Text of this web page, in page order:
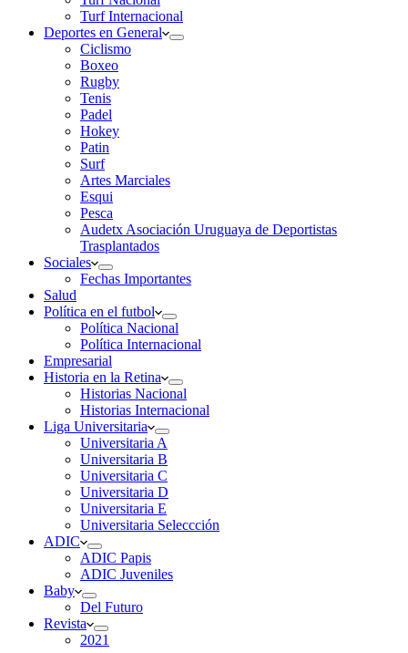
Turf Internacional
Deportes en General
Ciclismo
Boxeo
Rugby
Tenis
Padel
Hokey
Patin
Surf
Artes Marciales
Esqui
Pesca
Audetx Asociación Uruguaya de Deportistas
Trasplantados
Sociales
Fechas Importantes
Salud
Política en el futbol
Política Nacional
Política Internacional
Empresarial
Historia en la Retina
Historias Nacional
Historias Internacional
Liga Universitaria
Universitaria A
Universitaria B
Universitaria C
Universitaria D
Universitaria E
Universitaria Seleccción
ADIC
ADIC Papis
ADIC Juveniles
Baby
Del Futuro
Revista
2021